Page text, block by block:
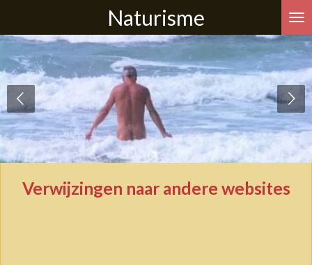
direct
naar
de
hoofdinhoud
Naturisme
Verwijzingen naar andere websites